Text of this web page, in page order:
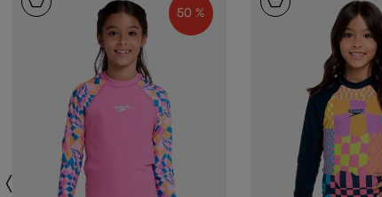
50 %